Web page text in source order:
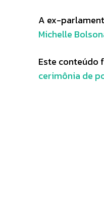
A ex-
Michelle
Este conteúdo
cerimônia de